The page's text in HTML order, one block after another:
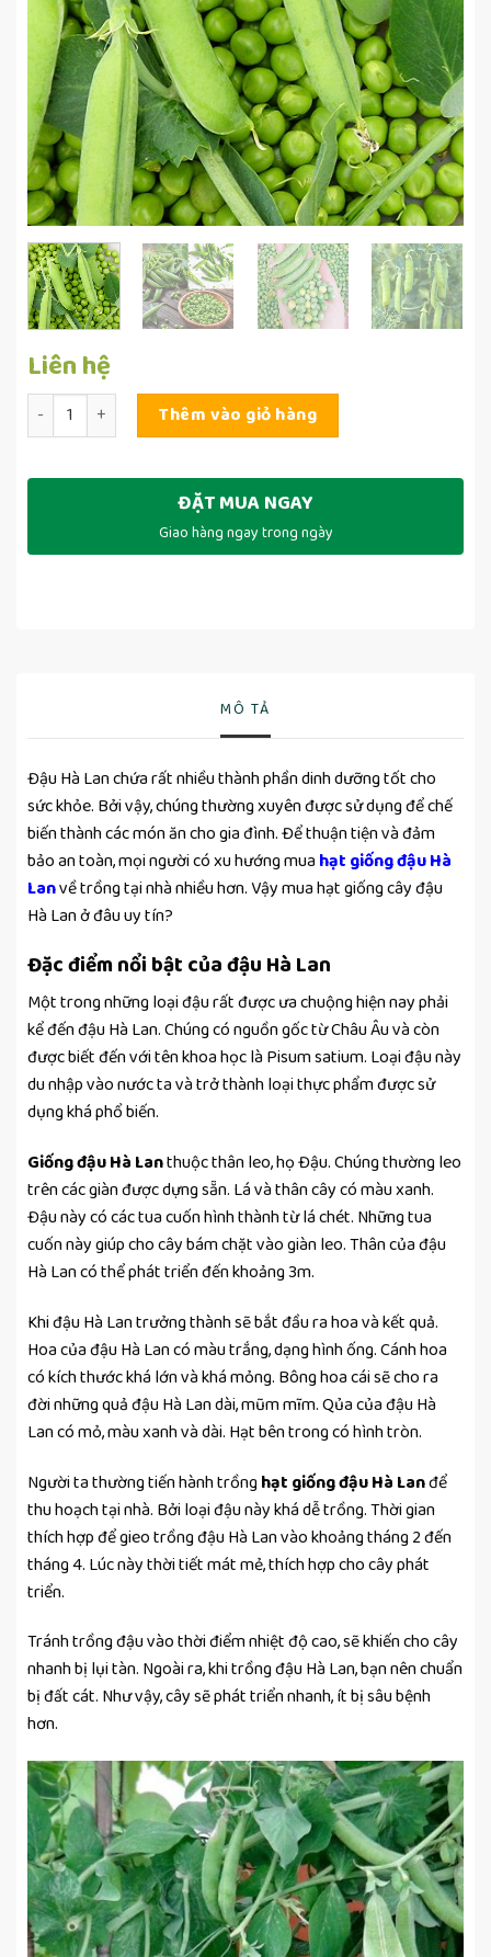
Liên hệ
Số lượng Thêm vào giỏ hàng
ĐẶT MUA NGAY
Giao hàng ngay trong ngày
MÔ TẢ
Đậu Hà Lan chứa rất nhiều thành phần dinh dưỡng tốt cho
sức khỏe. Bởi vậy, chúng thường xuyên được sử dụng để chế
biến thành các món ăn cho gia đình. Để thuận tiện và đảm
bảo an toàn, mọi người có xu hướng mua hạt giống đậu Hà
Lanvề trồng tại nhà nhiều hơn. Vậy mua hạt giống cây đậu
Hà Lan ở đâu uy tín?
Đặc điểm nổi bật của đậu Hà Lan
Một trong những loại đậu rất được ưa chuộng hiện nay phải
kể đến đậu Hà Lan. Chúng có nguồn gốc từ Châu Âu và còn
được biết đến với tên khoa học là Pisum satium. Loại đậu này
du nhập vào nước ta và trở thành loại thực phẩm được sử
dụng khá phổ biến.
Giống đậu Hà Lanthuộc thân leo, họ Đậu. Chúng thường leo
trên các giàn được dựng sẵn. Lá và thân cây có màu xanh.
Đậu này có các tua cuốn hình thành từ lá chét. Những tua
cuốn này giúp cho cây bám chặt vào giàn leo. Thân của đậu
Hà Lan có thể phát triển đến khoảng 3m.
Khi đậu Hà Lan trưởng thành sẽ bắt đầu ra hoa và kết quả.
Hoa của đậu Hà Lan có màu trắng, dạng hình ống. Cánh hoa
có kích thước khá lớn và khá mỏng. Bông hoa cái sẽ cho ra
đời những quả đậu Hà Lan dài, mũm mĩm. Qủa của đậu Hà
Lan có mỏ, màu xanh và dài. Hạt bên trong có hình tròn.
Người ta thường tiến hành trồnghạt giống đậu Hà Lanđể
thu hoạch tại nhà. Bởi loại đậu này khá dễ trồng. Thời gian
thích hợp để gieo trồng đậu Hà Lan vào khoảng tháng 2 đến
tháng 4. Lúc này thời tiết mát mẻ, thích hợp cho cây phát
triển.
Tránh trồng đậu vào thời điểm nhiệt độ cao, sẽ khiến cho cây
nhanh bị lụi tàn. Ngoài ra, khi trồng đậu Hà Lan, bạn nên chuẩn
bị đất cát. Như vậy, cây sẽ phát triển nhanh, ít bị sâu bệnh
hơn.